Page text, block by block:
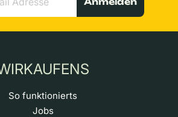
So funktionierts
Jobs